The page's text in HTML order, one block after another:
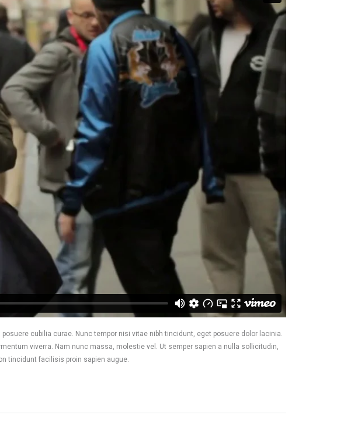
cubilia curae. Nunc tempor nisi vitae nibh tincidunt, eget posuere dolor lacinia.
viverra. Nam nunc massa, molestie vel. Ut semper sapien a nulla sollicitudin,
tincidunt facilisis proin sapien augue.